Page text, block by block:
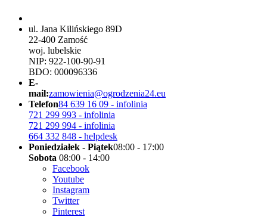
ul. Jana Kilińskiego 89D
22-400 Zamość
woj. lubelskie
NIP: 922-100-90-91
BDO: 000096336
E-
mail:zamowienia@ogrodzenia24.eu
Telefon84 639 16 09 - infolinia
721 299 993 - infolinia
721 299 994 - infolinia
664 332 848 - helpdesk
Poniedziałek - Piątek08:00 - 17:00
Sobota 08:00 - 14:00
Facebook
Youtube
Instagram
Twitter
Pinterest